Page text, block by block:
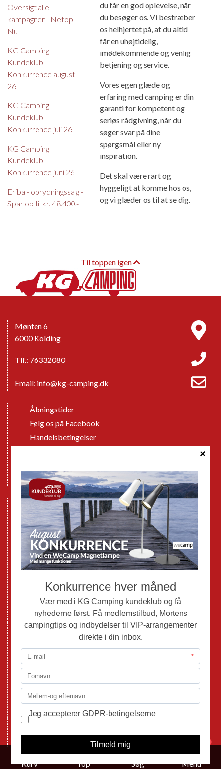
Oversigt alle
kampagner - Netop
Nu
KG Camping
Kundeklub
Konkurrence august
26
KG Camping
Kundeklub
Konkurrence juli 26
KG Camping
Kundeklub
Konkurrence juni 26
Eriba - oprydningssalg -
Spar op til kr. 48.400,-
du får en god oplevelse, når
du besøger os. Vi bestræber
os helhjertet på, at du altid
får en uhøjtidelig,
imødekommende og venlig
betjening og service.
Vores egen glæde og
erfaring med camping er din
garanti for kompetent og
seriøs rådgivning, når du
søger svar på dine
spørgsmål eller ny
inspiration.
Det skal være rart og
hyggeligt at komme hos os,
og vi glæder os til at se dig.
Til toppen igen
Mønten 6
6000 Kolding
Tlf.: 76332080
Email: info@kg-camping.dk
Åbningstider
Følg os på Facebook
Handelsbetingelser
GPDR - Optagelse af foto og video
Nye Campingvogne
Nye Autocampere og Vans
Brugte Campingvogne
Brugte Autocampere og Vans
Webshop
Mortens Campingtips
KG Camping Kundeklub
Nyheder
Adria
Adria Autocampere
Eriba
Fendt
Hobby
Randger Van
Kurv Top Søg Menu